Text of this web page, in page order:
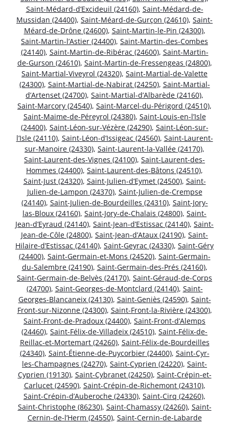
Saint-Médard-d’Excideuil (24160), Saint-Médard-de-
Mussidan (24400), Saint-Méard-de-Gurçon (24610), Saint-
Méard-de-Drône (24600), Saint-Martin-le-Pin (24300),
Saint-Martin-l’Astier (24400), Saint-Martin-des-Combes
(24140), Saint-Martin-de-Ribérac (24600), Saint-Martin-
de-Gurson (24610), Saint-Martin-de-Fressengeas (24800),
Saint-Martial-Viveyrol (24320), Saint-Martial-de-Valette
(24300), Saint-Martial-de-Nabirat (24250), Saint-Martial-
d’Artenset (24700), Saint-Martial-d’Albarède (24160),
Saint-Marcory (24540), Saint-Marcel-du-Périgord (24510),
Saint-Maime-de-Péreyrol (24380), Saint-Louis-en-l’Isle
(24400), Saint-Léon-sur-Vézère (24290), Saint-Léon-sur-
l’Isle (24110), Saint-Léon-d’Issigeac (24560), Saint-Laurent-
sur-Manoire (24330), Saint-Laurent-la-Vallée (24170),
Saint-Laurent-des-Vignes (24100), Saint-Laurent-des-
Hommes (24400), Saint-Laurent-des-Bâtons (24510),
Saint-Just (24320), Saint-Julien-d’Eymet (24500), Saint-
Julien-de-Lampon (24370), Saint-Julien-de-Crempse
(24140), Saint-Julien-de-Bourdeilles (24310), Saint-Jory-
las-Bloux (24160), Saint-Jory-de-Chalais (24800), Saint-
Jean-d’Eyraud (24140), Saint-Jean-d’Estissac (24140), Saint-
Jean-de-Côle (24800), Saint-Jean-d’Ataux (24190), Saint-
Hilaire-d’Estissac (24140), Saint-Geyrac (24330), Saint-Géry
(24400), Saint-Germain-et-Mons (24520), Saint-Germain-
du-Salembre (24190), Saint-Germain-des-Prés (24160),
Saint-Germain-de-Belvès (24170), Saint-Géraud-de-Corps
(24700), Saint-Georges-de-Montclard (24140), Saint-
Georges-Blancaneix (24130), Saint-Geniès (24590), Saint-
Front-sur-Nizonne (24300), Saint-Front-la-Rivière (24300),
Saint-Front-de-Pradoux (24400), Saint-Front-d’Alemps
(24460), Saint-Félix-de-Villadeix (24510), Saint-Félix-de-
Reillac-et-Mortemart (24260), Saint-Félix-de-Bourdeilles
(24340), Saint-Étienne-de-Puycorbier (24400), Saint-Cyr-
les-Champagnes (24270), Saint-Cyprien (24220), Saint-
Cyprien (19130), Saint-Cybranet (24250), Saint-Crépin-et-
Carlucet (24590), Saint-Crépin-de-Richemont (24310),
Saint-Crépin-d’Auberoche (24330), Saint-Cirq (24260),
Saint-Christophe (86230), Saint-Chamassy (24260), Saint-
Cernin-de-l’Herm (24550), Saint-Cernin-de-Labarde